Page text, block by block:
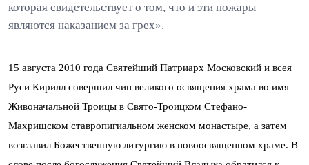
которая свидетельствует о том, что и эти пожары
являются наказанием за грех».
15 августа 2010 года Святейший Патриарх Московский и всея
Руси Кирилл совершил чин великого освящения храма во имя
Живоначальной Троицы в Свято-Троицком Стефано-
Махрищском ставропигиальном женском монастыре, а затем
возглавил Божественную литургию в новоосвященном храме. В